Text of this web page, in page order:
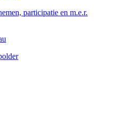
participatie en m.e.r.